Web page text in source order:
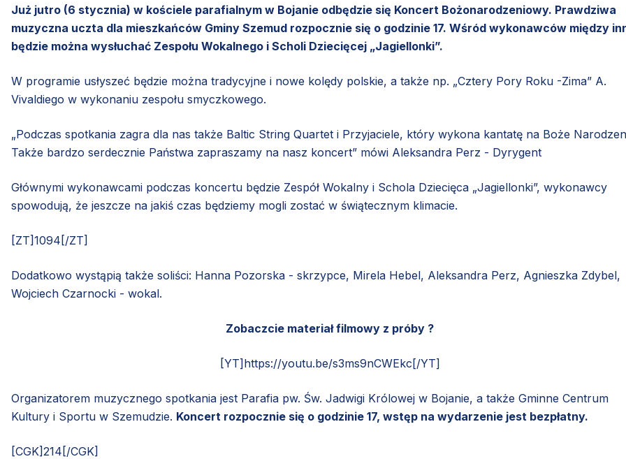
Już jutro (6 stycznia) w kościele parafialnym w Bojanie odbędzie się Koncert Bożonarodzeniowy. Prawdziwa
muzyczna uczta dla mieszkańców Gminy Szemud rozpocznie się o godzinie 17. Wśród wykonawców między
będzie można wysłuchać Zespołu Wokalnego i Scholi Dziecięcej „Jagiellonki”.
W programie usłyszeć będzie można tradycyjne i nowe kolędy polskie, a także np. „Cztery Pory Roku -Zima” A.
Vivaldiego w wykonaniu zespołu smyczkowego.
„Podczas spotkania zagra dla nas także Baltic String Quartet i Przyjaciele, który wykona kantatę na Boże
Także bardzo serdecznie Państwa zapraszamy na nasz koncert” mówi Aleksandra Perz - Dyrygent
Głównymi wykonawcami podczas koncertu będzie Zespół Wokalny i Schola Dziecięca „Jagiellonki”, wykonawcy
spowodują, że jeszcze na jakiś czas będziemy mogli zostać w świątecznym klimacie.
[ZT]1094[/ZT]
Dodatkowo wystąpią także soliści: Hanna Pozorska - skrzypce, Mirela Hebel, Aleksandra Perz, Agnieszka Zdybel,
Wojciech Czarnocki - wokal.
Zobaczcie materiał filmowy z próby ?
[YT]https://youtu.be/s3ms9nCWEkc[/YT]
Organizatorem muzycznego spotkania jest Parafia pw. Św. Jadwigi Królowej w Bojanie, a także Gminne Centrum
Kultury i Sportu w Szemudzie. Koncert rozpocznie się o godzinie 17, wstęp na wydarzenie jest bezpłatny.
[CGK]214[/CGK]